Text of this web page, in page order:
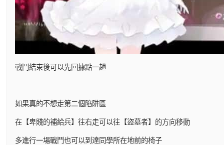
戰鬥結束後可以先回據點一趟
如果真的不想走第二個陷阱區
在【卑賤的補給兵】往右走可以往【盜墓者】的方向移動
多進行一場戰鬥也可以到達同學所在地前的椅子